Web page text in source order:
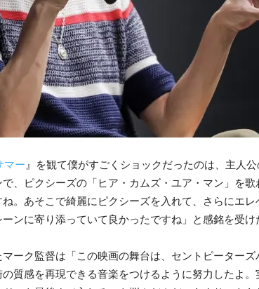
マー 』を観て僕がすごくショックだったのは、主人
、ピクシーズの「ヒア・カムズ・ユア・マン」を歌
。あそこで綺麗にピクシーズを入れて、さらにエレ
ンに寄り添っていて良かったですね」と感銘を受け
ーク監督は「この映画の舞台は、セントピーターズ
質感を再現できる音楽をつけるように努力したよ。